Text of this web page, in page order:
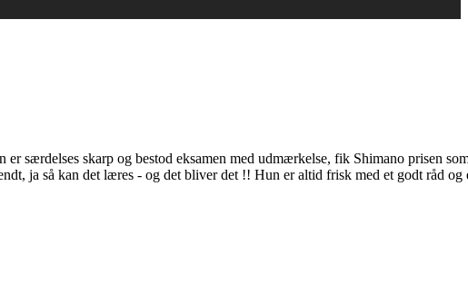
skarp og bestod eksamen med udmærkelse, fik Shimano prisen
ja så kan det læres - og det bliver det !! Hun er altid frisk med et godt råd og